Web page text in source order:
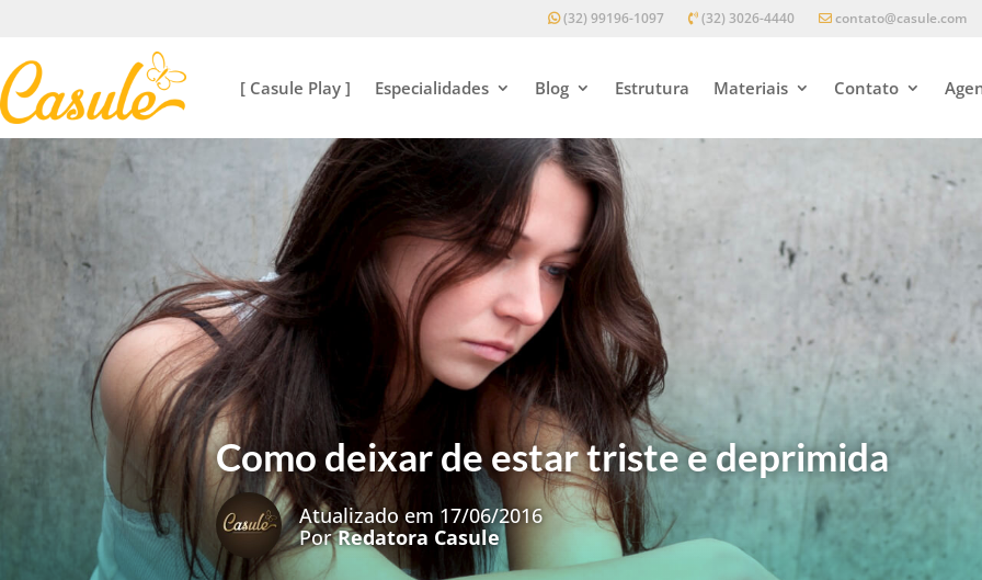
(32) 99196-1097 (32) 3026-4440 contato@casule.com
[ Casule Play ] Especialidades Blog Estrutura Materiais Contato
Como deixar de estar triste e deprimida
Atualizado em 17/06/2016
PorRedatora Casule